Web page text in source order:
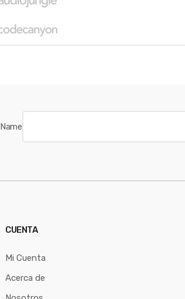
Name
CUENTA
Mi Cuenta
Acerca de